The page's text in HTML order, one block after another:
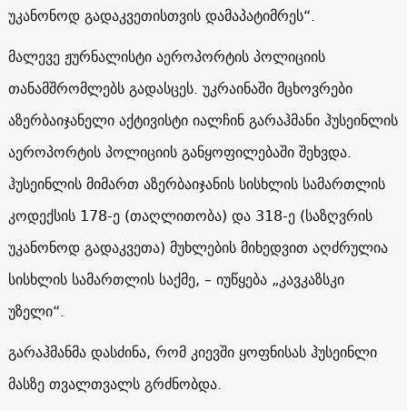
უკანონოდ გადაკვეთისთვის დამაპატიმრეს“.
მალევე ჟურნალისტი აეროპორტის პოლიციის
თანამშრომლებს გადასცეს. უკრაინაში მცხოვრები
აზერბაიჯანელი აქტივისტი იალჩინ გარაჰმანი ჰუსეინლის
აეროპორტის პოლიციის განყოფილებაში შეხვდა.
ჰუსეინლის მიმართ აზერბაიჯანის სისხლის სამართლის
კოდექსის 178-ე (თაღლითობა) და 318-ე (საზღვრის
უკანონოდ გადაკვეთა) მუხლების მიხედვით აღძრულია
სისხლის სამართლის საქმე, – იუწყება „კავკაზსკი
უზელი“.
გარაჰმანმა დასძინა, რომ კიევში ყოფნისას ჰუსეინლი
მასზე თვალთვალს გრძნობდა.